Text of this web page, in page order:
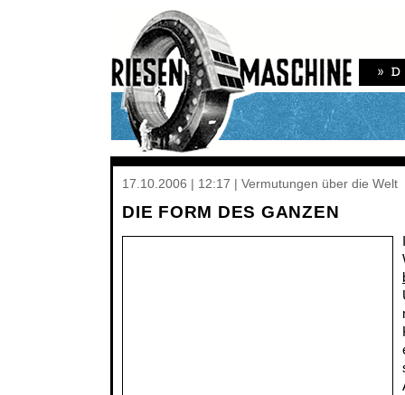
17.10.2006 | 12:17 | Vermutungen über die Welt
DIE FORM DES GANZEN